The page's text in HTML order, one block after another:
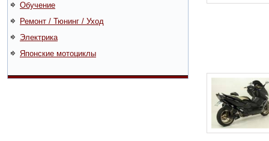
Обучение
Ремонт / Тюнинг / Уход
Электрика
Японские мотоциклы